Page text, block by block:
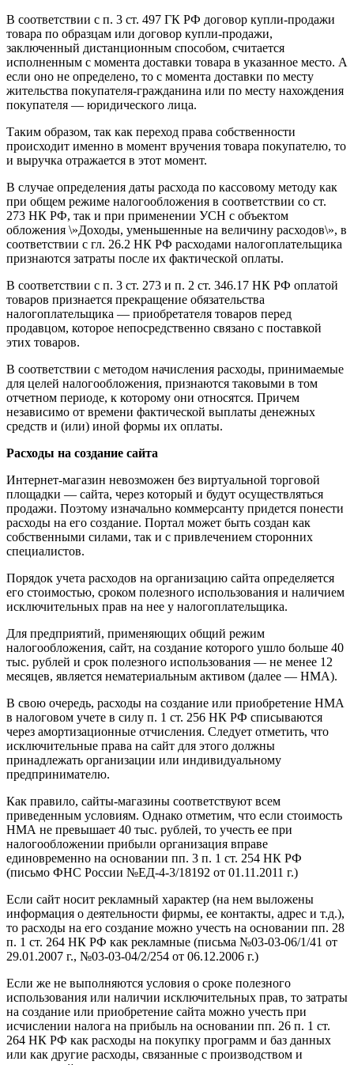
В соответствии с п. 3 ст. 497 ГК РФ договор купли-продажи
товара по образцам или договор купли-продажи,
заключенный дистанционным способом, считается
исполненным с момента доставки товара в указанное место. А
если оно не определено, то с момента доставки по месту
жительства покупателя-гражданина или по месту нахождения
покупателя — юридического лица.
Таким образом, так как переход права собственности
происходит именно в момент вручения товара покупателю, то
и выручка отражается в этот момент.
В случае определения даты расхода по кассовому методу как
при общем режиме налогообложения в соответствии со ст.
273 НК РФ, так и при применении УСН с объектом
обложения \»Доходы, уменьшенные на величину расходов\», в
соответствии с гл. 26.2 НК РФ расходами налогоплательщика
признаются затраты после их фактической оплаты.
В соответствии с п. 3 ст. 273 и п. 2 ст. 346.17 НК РФ оплатой
товаров признается прекращение обязательства
налогоплательщика — приобретателя товаров перед
продавцом, которое непосредственно связано с поставкой
этих товаров.
В соответствии с методом начисления расходы, принимаемые
для целей налогообложения, признаются таковыми в том
отчетном периоде, к которому они относятся. Причем
независимо от времени фактической выплаты денежных
средств и (или) иной формы их оплаты.
Расходы на создание сайта
Интернет-магазин невозможен без виртуальной торговой
площадки — сайта, через который и будут осуществляться
продажи. Поэтому изначально коммерсанту придется понести
расходы на его создание. Портал может быть создан как
собственными силами, так и с привлечением сторонних
специалистов.
Порядок учета расходов на организацию сайта определяется
его стоимостью, сроком полезного использования и наличием
исключительных прав на нее у налогоплательщика.
Для предприятий, применяющих общий режим
налогообложения, сайт, на создание которого ушло больше 40
тыс. рублей и срок полезного использования — не менее 12
месяцев, является нематериальным активом (далее — НМА).
В свою очередь, расходы на создание или приобретение НМА
в налоговом учете в силу п. 1 ст. 256 НК РФ списываются
через амортизационные отчисления. Следует отметить, что
исключительные права на сайт для этого должны
принадлежать организации или индивидуальному
предпринимателю.
Как правило, сайты-магазины соответствуют всем
приведенным условиям. Однако отметим, что если стоимость
НМА не превышает 40 тыс. рублей, то учесть ее при
налогообложении прибыли организация вправе
единовременно на основании пп. 3 п. 1 ст. 254 НК РФ
(письмо ФНС России №ЕД-4-3/18192 от 01.11.2011 г.)
Если сайт носит рекламный характер (на нем выложены
информация о деятельности фирмы, ее контакты, адрес и т.д.),
то расходы на его создание можно учесть на основании пп. 28
п. 1 ст. 264 НК РФ как рекламные (письма №03-03-06/1/41 от
29.01.2007 г., №03-03-04/2/254 от 06.12.2006 г.)
Если же не выполняются условия о сроке полезного
использования или наличии исключительных прав, то затраты
на создание или приобретение сайта можно учесть при
исчислении налога на прибыль на основании пп. 26 п. 1 ст.
264 НК РФ как расходы на покупку программ и баз данных
или как другие расходы, связанные с производством и